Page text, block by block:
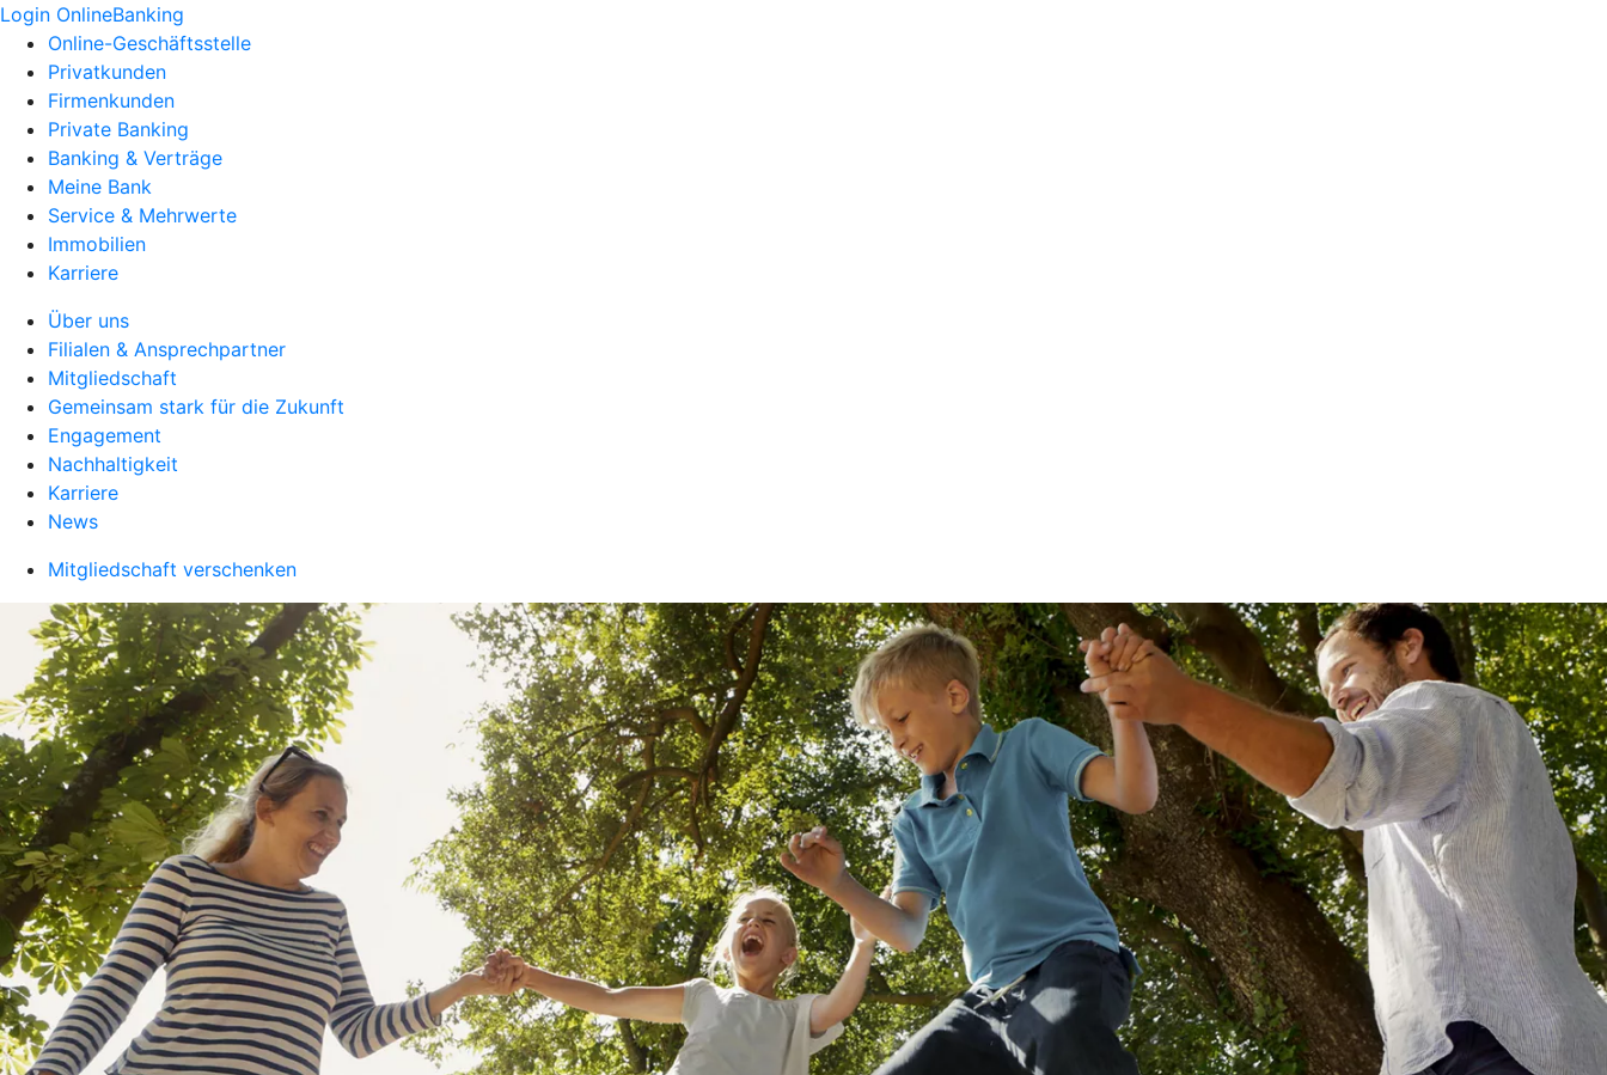
Login OnlineBanking
Online-Geschäftsstelle
Privatkunden
Firmenkunden
Private Banking
Banking & Verträge
Meine Bank
Service & Mehrwerte
Immobilien
Karriere
Über uns
Filialen & Ansprechpartner
Mitgliedschaft
Gemeinsam stark für die Zukunft
Engagement
Nachhaltigkeit
Karriere
News
Mitgliedschaft verschenken